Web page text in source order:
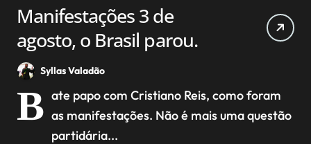
Manifestações 3 de
agosto, o Brasil parou.
Syllas Valadão
B ate papo com Cristiano Reis, como foram
as manifestações. Não é mais uma questão
partidária...